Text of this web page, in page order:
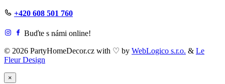
+420 608 501 760
Buďte s námi online!
© 2026 PartyHomeDecor.cz with ♡ by WebLogico s.r.o. & Le
Fleur Design
×